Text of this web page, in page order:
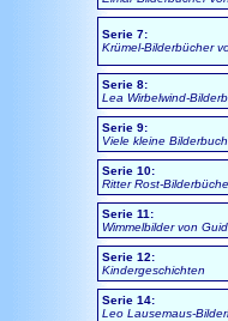
Serie 7:
Krümel-Bilderbücher
Serie 8:
Lea Wirbelwind-
Serie 9:
Viele kleine
Serie 10:
Ritter Rost-
Serie 11:
Wimmelbilder von
Serie 12:
Kindergeschichten
Serie 14:
Leo Lausemaus-